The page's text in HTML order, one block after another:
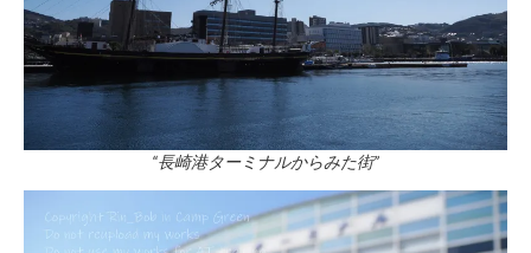
“長崎港ターミナルからみた街”